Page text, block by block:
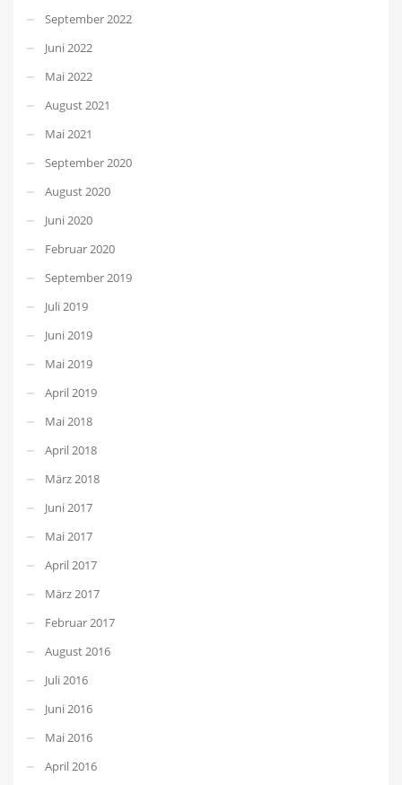
September 2022
Juni 2022
Mai 2022
August 2021
Mai 2021
September 2020
August 2020
Juni 2020
Februar 2020
September 2019
Juli 2019
Juni 2019
Mai 2019
April 2019
Mai 2018
April 2018
März 2018
Juni 2017
Mai 2017
April 2017
März 2017
Februar 2017
August 2016
Juli 2016
Juni 2016
Mai 2016
April 2016